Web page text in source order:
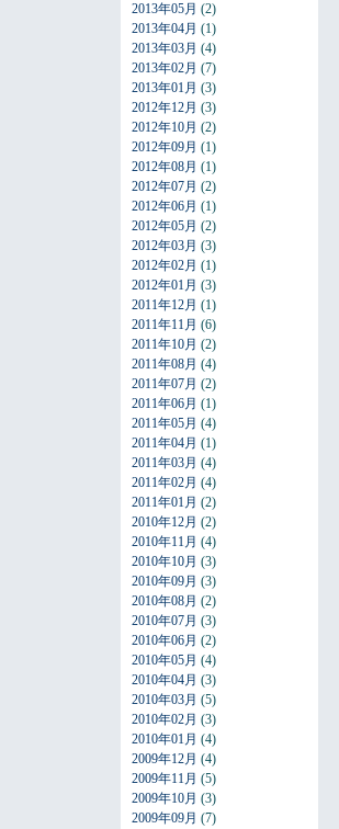
2013年05月 (2)
2013年04月 (1)
2013年03月 (4)
2013年02月 (7)
2013年01月 (3)
2012年12月 (3)
2012年10月 (2)
2012年09月 (1)
2012年08月 (1)
2012年07月 (2)
2012年06月 (1)
2012年05月 (2)
2012年03月 (3)
2012年02月 (1)
2012年01月 (3)
2011年12月 (1)
2011年11月 (6)
2011年10月 (2)
2011年08月 (4)
2011年07月 (2)
2011年06月 (1)
2011年05月 (4)
2011年04月 (1)
2011年03月 (4)
2011年02月 (4)
2011年01月 (2)
2010年12月 (2)
2010年11月 (4)
2010年10月 (3)
2010年09月 (3)
2010年08月 (2)
2010年07月 (3)
2010年06月 (2)
2010年05月 (4)
2010年04月 (3)
2010年03月 (5)
2010年02月 (3)
2010年01月 (4)
2009年12月 (4)
2009年11月 (5)
2009年10月 (3)
2009年09月 (7)